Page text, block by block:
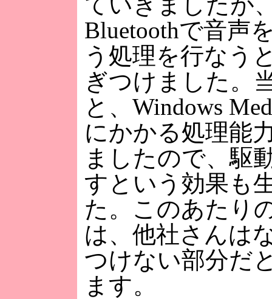
Bluetoothで音声
う処理を行なう
ぎつけました。
と、Windows
にかかる処理能
ましたので、駆
すという効果も
た。このあたり
は、他社さんは
つけない部分だ
ます。